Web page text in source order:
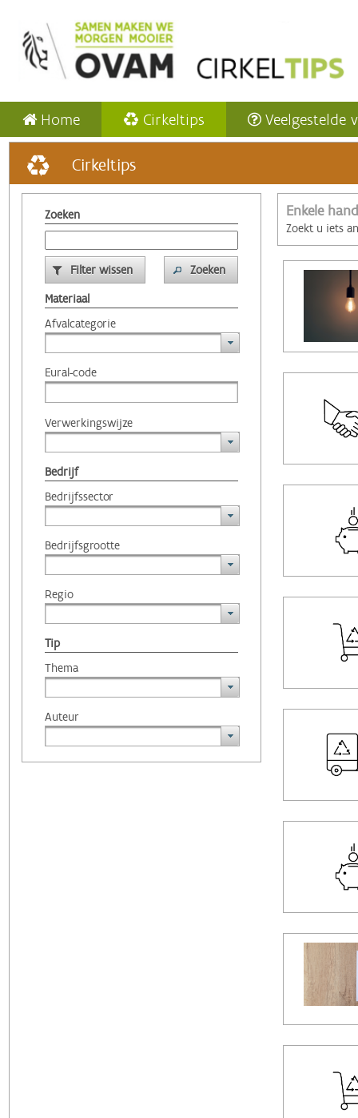
Home Cirkeltips Veelgestelde
Cirkeltips
Zoeken
Filter wissen
Zoeken
Materiaal
Afvalcategorie
Eural-code
Verwerkingswijze
Bedrijf
Bedrijfssector
Bedrijfsgrootte
Regio
Tip
Thema
Auteur
Enkele
Zoekt u iets